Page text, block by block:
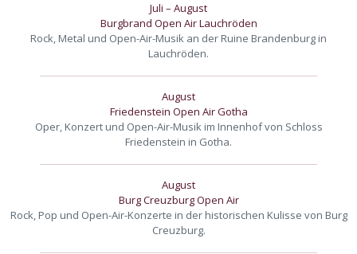
Juli – August
Burgbrand Open Air Lauchröden
Rock, Metal und Open-Air-Musik an der Ruine Brandenburg in
Lauchröden.
August
Friedenstein Open Air Gotha
Oper, Konzert und Open-Air-Musik im Innenhof von Schloss
Friedenstein in Gotha.
August
Burg Creuzburg Open Air
Rock, Pop und Open-Air-Konzerte in der historischen Kulisse von Burg
Creuzburg.